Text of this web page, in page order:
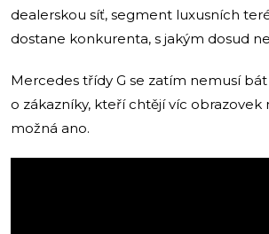
dealerskou síť, segment luxusních
dostane konkurenta, s jakým dosud
Mercedes třídy G se zatím nemusí bát
o zákazníky, kteří chtějí víc obrazovek
možná ano.